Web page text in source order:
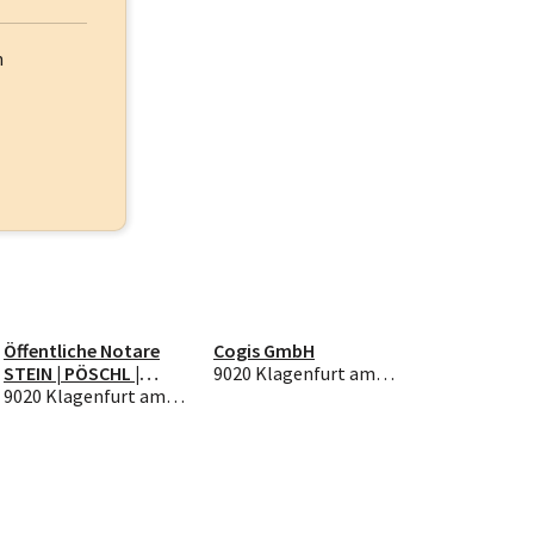
Öffentliche Notare
STEIN | PÖSCHL |
Partnerschaft
9020 Klagenfurt am Wörthersee
Cogis GmbH
9020 Klagenfurt am Wörthersee